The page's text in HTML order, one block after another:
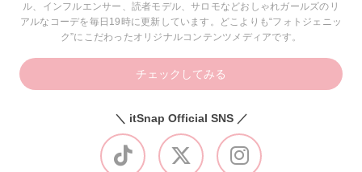
ル、インフルエンサー、読者モデル、サロモなどおしゃれガールズのリ
アルなコーデを毎日19時に更新しています。どこよりも“フォトジェニッ
ク”にこだわったオリジナルコンテンツメディアです。
チェックしてみる
＼ itSnap Official SNS ／